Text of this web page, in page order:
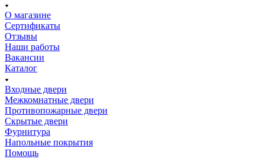
О магазине
Сертификаты
Отзывы
Наши работы
Вакансии
Каталог
Входные двери
Межкомнатные двери
Противопожарные двери
Скрытые двери
Фурнитура
Напольные покрытия
Помощь